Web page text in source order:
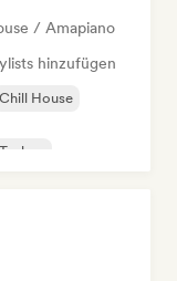
/ Amapiano
hinzufügen
Chill House